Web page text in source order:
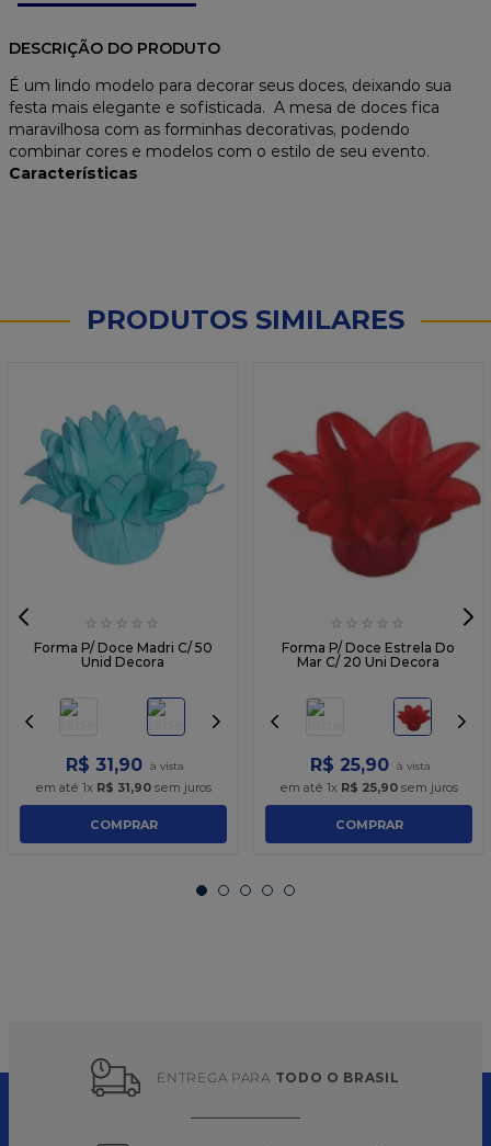
DESCRIÇÃO DO PRODUTO
É um lindo modelo para decorar seus doces, deixando sua
festa mais elegante e sofisticada. A mesa de doces fica
maravilhosa com as forminhas decorativas, podendo
combinar cores e modelos com o estilo de seu evento.
Características
PRODUTOS SIMILARES
☆ ☆ ☆ ☆ ☆
Forma P/ Doce Madri C/ 50
Unid Decora
R$ 31 ,90
em até 1x R$ 31,90sem juros
COMPRAR
☆ ☆ ☆ ☆ ☆
Forma P/ Doce Estrela Do
Mar C/ 20 Uni Decora
R$ 25,90
em até 1x R$ 25,90sem juros
COMPRAR
ENTREGA PARA TODO O BRASIL